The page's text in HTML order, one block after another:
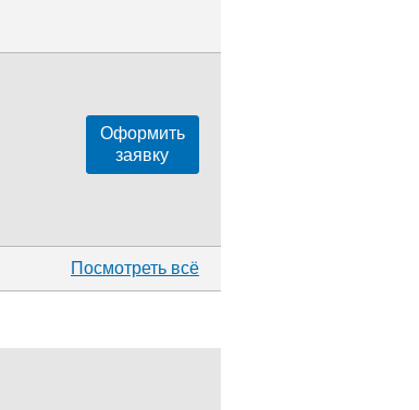
Оформить
заявку
Посмотреть всё